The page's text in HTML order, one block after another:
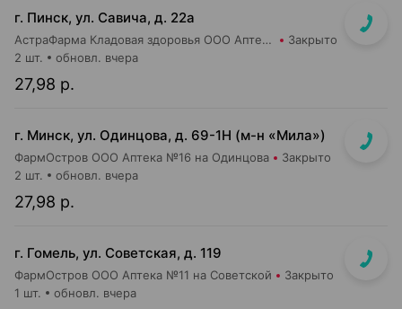
г. Пинск, ул. Савича, д. 22а
АстраФарма Кладовая здоровья ООО Аптека №5 Закрыто
27,98 р.
2 шт. обновл. вчера
г. Минск, ул. Одинцова, д. 69-1Н (м-н «Мила»)
ФармОстров ООО Аптека №16 на Одинцова Закрыто
27,98 р.
2 шт. обновл. вчера
г. Гомель, ул. Советская, д. 119
ФармОстров ООО Аптека №11 на Советской Закрыто
1 шт. обновл. вчера